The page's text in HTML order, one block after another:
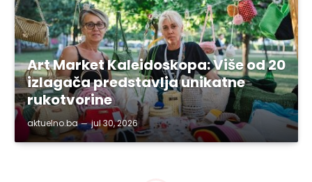
Art Market Kaleidoskopa: Više od 20
izlagača predstavlja unikatne
rukotvorine
aktuelno.ba jul 30, 2026